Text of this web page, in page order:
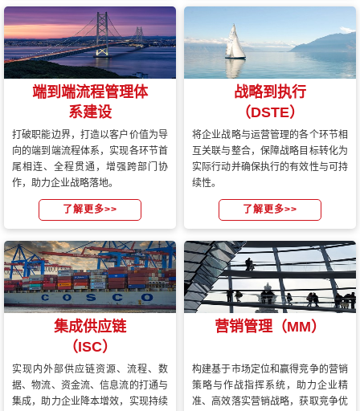
端到端流程管理体
系建设
打破职能边界，打造以客户价值为导
向的端到端流程体系，实现各环节首
尾相连、全程贯通，增强跨部门协
作，助力企业战略落地。
了解更多>>
战略到执行
（DSTE）
将企业战略与运营管理的各个环节相
互关联与整合，保障战略目标转化为
实际行动并确保执行的有效性与可持
续性。
了解更多>>
集成供应链
（ISC）
实现内外部供应链资源、流程、数
据、物流、资金流、信息流的打通与
集成，助力企业降本增效，实现持续
营销管理（MM）
构建基于市场定位和赢得竞争的营销
策略与作战指挥系统，助力企业精
准、高效落实营销战略，获取竞争优